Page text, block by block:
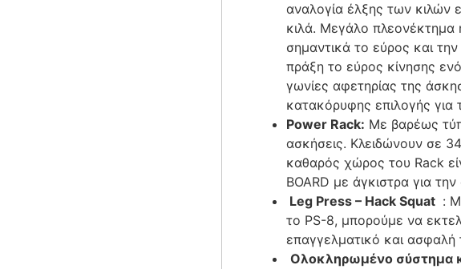
αναλογία έλξης των κιλών
κιλά. Μεγάλο
σημαντικά το εύρος και
πράξη το εύρος κίνησης
γωνίες αφετηρίας της
κατακόρυφης επιλογής για
Power Rack: Με βαρέως
ασκήσεις. Κλειδώνουν σε
καθαρός χώρος του Rack
BOARD με άγκιστρα για
Leg Press – Hack Squat :
το PS-8, μπορούμε να
επαγγελματικό και ασφαλή
Ολοκληρωμένο σύστημα